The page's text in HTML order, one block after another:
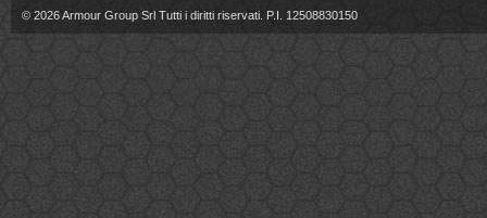
© 2026Armour Group Srl Tutti i diritti riservati. P.I. 12508830150